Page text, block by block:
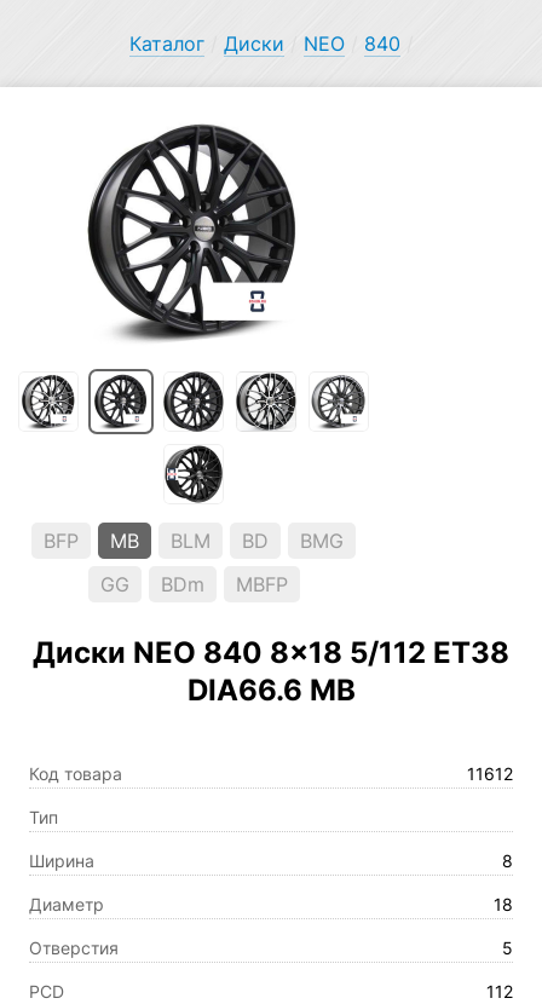
Каталог/ Диски NEO/ 840
BFP MB BLM BD
BMG
GG
BDm MBFP
Диски NEO 840 8×18 5/112 ET38
DIA66.6 MB
Код товара 11612
Тип
Ширина 8
Диаметр 18
Отверстия 5
PCD 112